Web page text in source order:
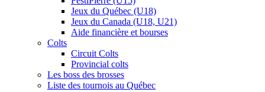
Jeux du Québec (U18)
Jeux du Canada (U18, U21)
Aide financière et bourses
Colts
Circuit Colts
Provincial colts
Les boss des brosses
Liste des tournois au Québec